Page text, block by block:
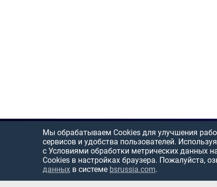
Мы обрабатываем Cookies для улучшения
сервисов и удобства пользователей.
с Условиями обработки метрических данных
Cookies в настройках браузера. Пожалуйста,
данных в системе bsrussia.com.